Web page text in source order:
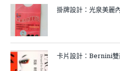
掛牌設計：光泉美麗
卡片設計：Bernini雙